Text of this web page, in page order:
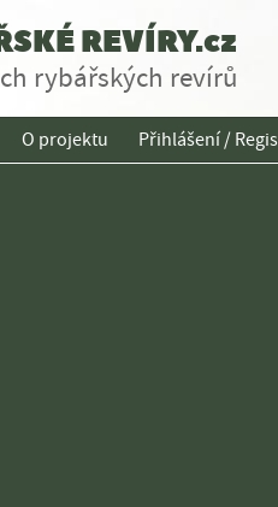
REVÍRY.cz
rybářských revírů
O projektu Přihlášení /